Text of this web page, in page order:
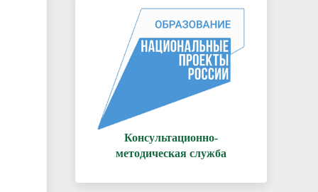
Консультационно-
методическая служба